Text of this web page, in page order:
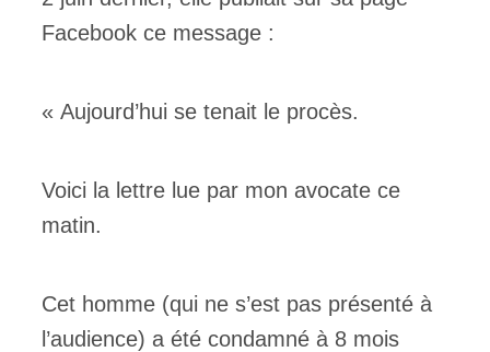
Facebook ce message :
« Aujourd’hui se tenait le procès.
Voici la lettre lue par mon avocate ce
matin.
Cet homme (qui ne s’est pas présenté à
l’audience) a été condamné à 8 mois